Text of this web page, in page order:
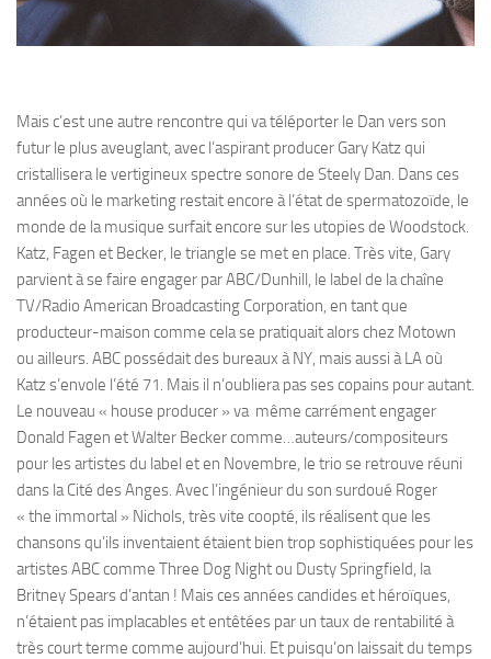
Mais c’est une autre rencontre qui va téléporter le Dan vers son
futur le plus aveuglant, avec l’aspirant producer Gary Katz qui
cristallisera le vertigineux spectre sonore de Steely Dan. Dans ces
années où le marketing restait encore à l’état de spermatozoïde, le
monde de la musique surfait encore sur les utopies de Woodstock.
Katz, Fagen et Becker, le triangle se met en place. Très vite, Gary
parvient à se faire engager par ABC/Dunhill, le label de la chaîne
TV/Radio American Broadcasting Corporation, en tant que
producteur-maison comme cela se pratiquait alors chez Motown
ou ailleurs. ABC possédait des bureaux à NY, mais aussi à LA où
Katz s’envole l’été 71. Mais il n’oubliera pas ses copains pour autant.
Le nouveau « house producer » va même carrément engager
Donald Fagen et Walter Becker comme…auteurs/compositeurs
pour les artistes du label et en Novembre, le trio se retrouve réuni
dans la Cité des Anges. Avec l’ingénieur du son surdoué Roger
« the immortal » Nichols, très vite coopté, ils réalisent que les
chansons qu’ils inventaient étaient bien trop sophistiquées pour les
artistes ABC comme Three Dog Night ou Dusty Springfield, la
Britney Spears d’antan ! Mais ces années candides et héroïques,
n’étaient pas implacables et entêtées par un taux de rentabilité à
très court terme comme aujourd’hui. Et puisqu’on laissait du temps